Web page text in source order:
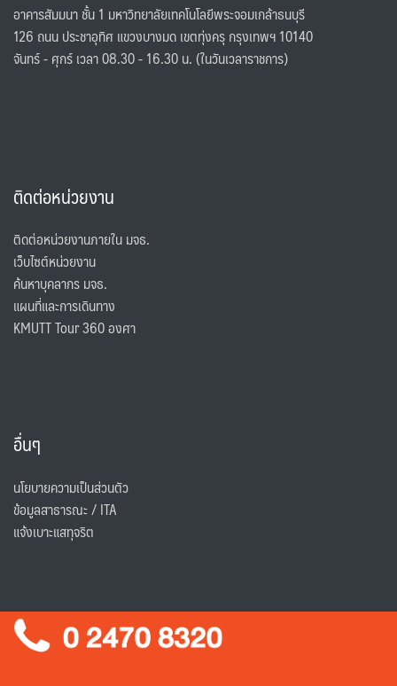
อาคารสัมมนา ชั้น 1 มหาวิทยาลัยเทคโนโลยีพระจอมเกล้าธนบุรี
126 ถนน ประชาอุทิศ แขวงบางมด เขตทุ่งครุ กรุงเทพฯ 10140
จันทร์ - ศุกร์ เวลา 08.30 - 16.30 น. (ในวันเวลาราชการ)
ติดต่อหน่วยงาน
ติดต่อหน่วยงานภายใน มจธ.
เว็บไซต์หน่วยงาน
ค้นหาบุคลากร มจธ.
แผนที่และการเดินทาง
KMUTT Tour 360 องศา
อื่นๆ
นโยบายความเป็นส่วนตัว
ข้อมูลสาธารณะ / ITA
แจ้งเบาะแสทุจริต